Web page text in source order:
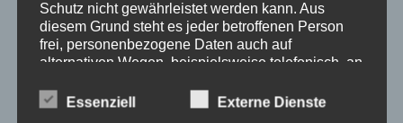
Schutz nicht gewährleistet werden kann. Aus
diesem Grund steht es jeder betroffenen Person
frei, personenbezogene Daten auch auf
alternativen Wegen, beispielsweise telefonisch, an
Begriffsbestimmungen
Essenziell Externe Dienste